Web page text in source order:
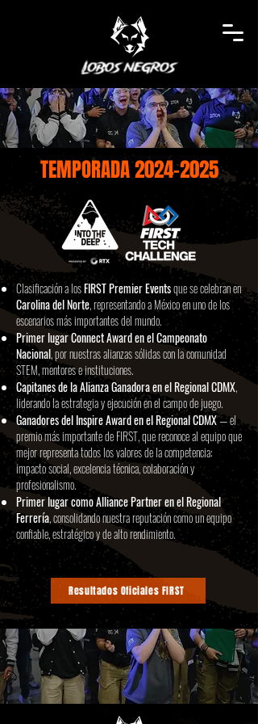
TEMPORADA2024-2025
Clasificación a losFIRST Premier Eventsque se celebran en
Carolina del Norte, representando a México en uno de los
escenarios más importantes del mundo.​
Primer lugar Connect Award en el Campeonato
Nacional, por nuestras alianzas sólidas con la comunidad
STEM, mentores e instituciones.​
Capitanes de la Alianza Ganadora en el Regional CDMX,
liderando la estrategia y ejecución en el campo de juego.​
Ganadores del Inspire Award en el Regional CDMX— el
premio más importante de FIRST, que reconoce al equipo que
mejor representa todos los valores de la competencia:
impacto social, excelencia técnica, colaboración y
profesionalismo.​
Primer lugar como Alliance Partner en el Regional
Ferrería, consolidando nuestra reputación como un equipo
confiable, estratégico y de alto rendimiento.
Resultados Oficiales FIRST